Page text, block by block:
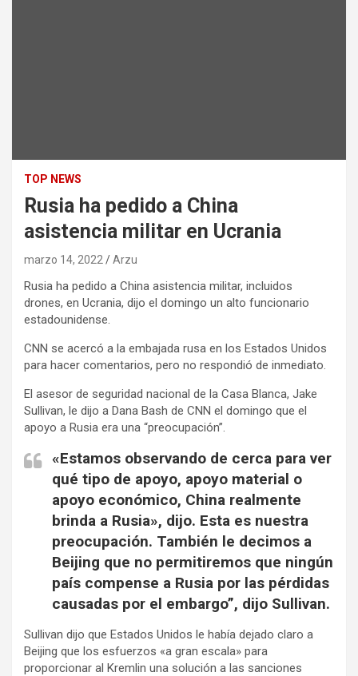
TOP NEWS
Rusia ha pedido a China
asistencia militar en Ucrania
marzo 14, 2022 Arzu
Rusia ha pedido a China asistencia militar, incluidos
drones, en Ucrania, dijo el domingo un alto funcionario
estadounidense.
CNN se acercó a la embajada rusa en los Estados Unidos
para hacer comentarios, pero no respondió de inmediato.
El asesor de seguridad nacional de la Casa Blanca, Jake
Sullivan, le dijo a Dana Bash de CNN el domingo que el
apoyo a Rusia era una “preocupación”.
«Estamos observando de cerca para ver
qué tipo de apoyo, apoyo material o
apoyo económico, China realmente
brinda a Rusia», dijo. Esta es nuestra
preocupación. También le decimos a
Beijing que no permitiremos que ningún
país compense a Rusia por las pérdidas
causadas por el embargo”, dijo Sullivan.
Sullivan dijo que Estados Unidos le había dejado claro a
Beijing que los esfuerzos «a gran escala» para
proporcionar al Kremlin una solución a las sanciones